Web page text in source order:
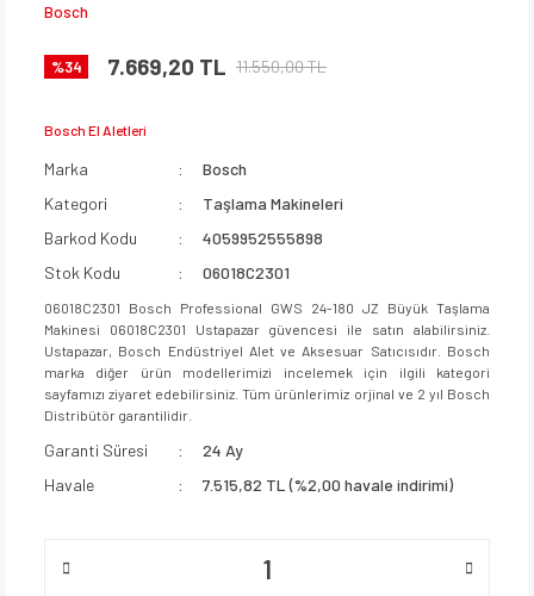
Bosch
%34 7.669,20 TL 11.550,00 TL
Bosch El Aletleri
Marka
Bosch
Kategori
Taşlama Makineleri
Barkod Kodu
4059952555898
Stok Kodu
06018C2301
06018C2301 Bosch Professional GWS 24-180 JZ Büyük Taşlama
Makinesi 06018C2301 Ustapazar güvencesi ile satın alabilirsiniz.
Ustapazar, Bosch Endüstriyel Alet ve Aksesuar Satıcısıdır. Bosch
marka diğer ürün modellerimizi incelemek için ilgili kategori
sayfamızı ziyaret edebilirsiniz. Tüm ürünlerimiz orjinal ve 2 yıl Bosch
Distribütör garantilidir.
Garanti Süresi
24 Ay
Havale
7.515,82 TL (%2,00 havale indirimi)